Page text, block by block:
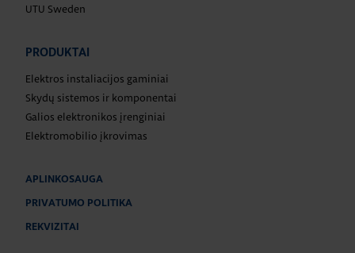
UTU Sweden
PRODUKTAI
Elektros instaliacijos gaminiai
Skydų sistemos ir komponentai
Galios elektronikos įrenginiai
Elektromobilio įkrovimas
APLINKOSAUGA
PRIVATUMO POLITIKA
REKVIZITAI